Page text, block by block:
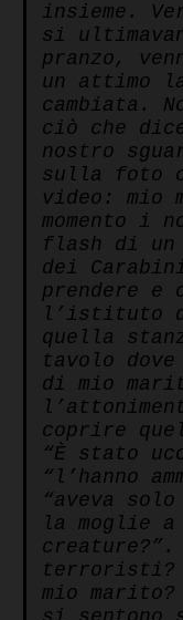
insieme.
si
pranzo,
un attimo
cambiata.
ciò che
nostro
sulla foto
video: mio
momento i
flash di un
dei
prendere e
l’istituto
quella
tavolo
di mio
coprire
“È stato
“l’hanno
“aveva
la moglie
creature?”.
terroristi?
mio marito?